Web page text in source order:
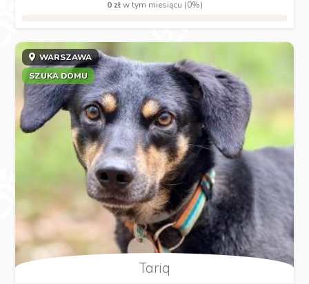
0 złw tym miesiącu (0%)
WARSZAWA
SZUKA DOMU
Tariq